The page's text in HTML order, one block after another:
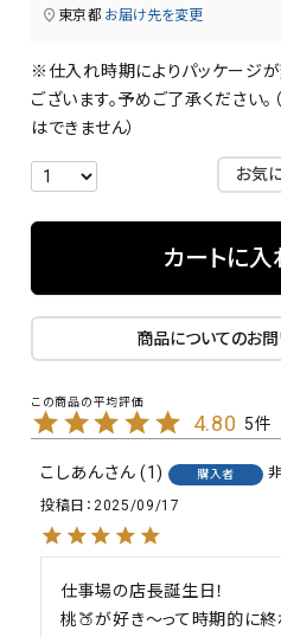
東京都 お届け先を変更
※仕入れ時期によりパッケージ
ございます。予めご了承ください
はできません）
お気
カートに入
商品についてのお
4.80 5
こしあん 1 購入者
投稿日
2025/09/17
仕事場の店長誕生日！
桃🍑が好き〜って時期的に